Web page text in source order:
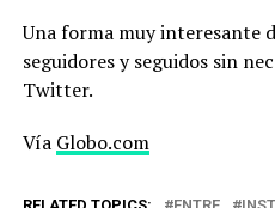
Una forma muy interesante
seguidores y seguidos sin
Twitter.
Vía Globo.com